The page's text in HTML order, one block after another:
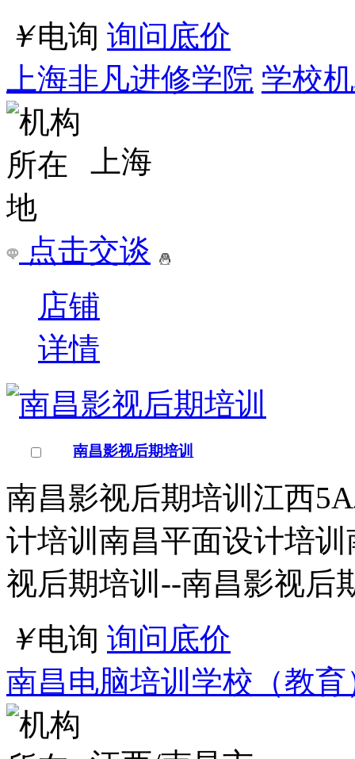
迪派信息技术培训学校
点击交谈
店铺
详情
上海AE培训、pr培训、影视制作培训班
影视制作培训学校AE培
构，能教会你技术吗？
量去一线城市5.做影视后
￥电询
询问底价